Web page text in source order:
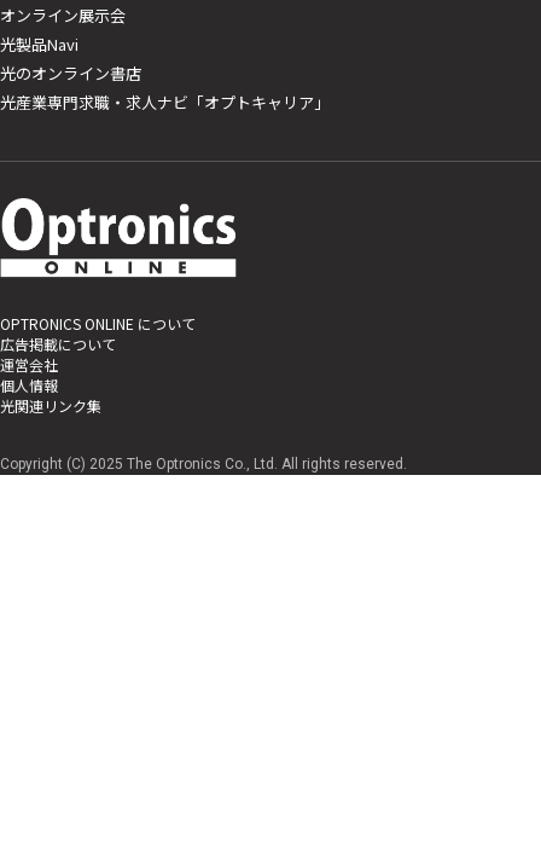
オンライン展示会
光製品Navi
光のオンライン書店
光産業専門求職・求人ナビ「オプトキャリア」
OPTRONICS ONLINE について
広告掲載について
運営会社
個人情報
光関連リンク集
Copyright (C) 2025 The Optronics Co., Ltd. All rights reserved.